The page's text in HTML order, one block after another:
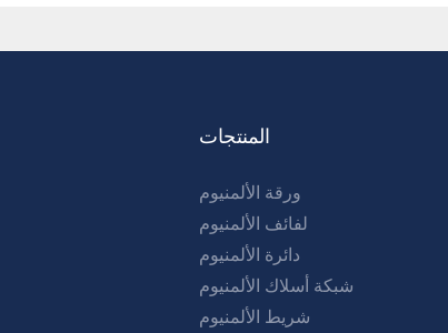
المنتجات
ورقة الألمنيوم
لفائف الألمنيوم
دائرة الألمنيوم
شبكة أسلاك الألمنيوم
شريط الألمنيوم